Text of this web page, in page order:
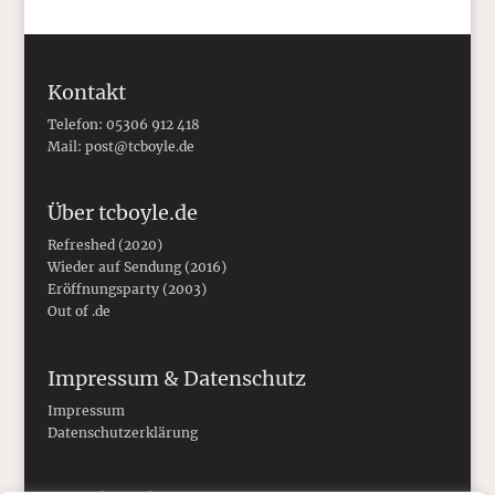
Kontakt
Telefon: 05306 912 418
Mail: post@tcboyle.de
Über tcboyle.de
Refreshed (2020)
Wieder auf Sendung (2016)
Eröffnungsparty (2003)
Out of .de
Impressum & Datenschutz
Impressum
Datenschutzerklärung